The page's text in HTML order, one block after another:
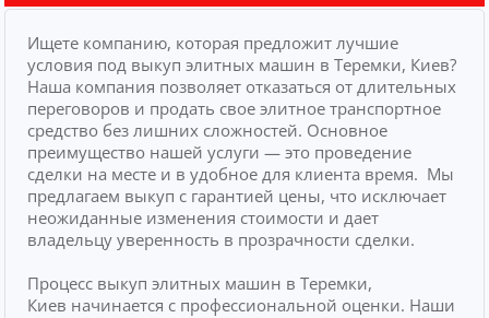
Ищете компанию, которая предложит лучшие
условия под выкуп элитных машин в Теремки, Киев?
Наша компания позволяет отказаться от длительных
переговоров и продать свое элитное транспортное
средство без лишних сложностей. Основное
преимущество нашей услуги — это проведение
сделки на месте и в удобное для клиента время. Мы
предлагаем выкуп с гарантией цены, что исключает
неожиданные изменения стоимости и дает
владельцу уверенность в прозрачности сделки.
Процесс выкуп элитных машин в Теремки,
Киев начинается с профессиональной оценки. Наши